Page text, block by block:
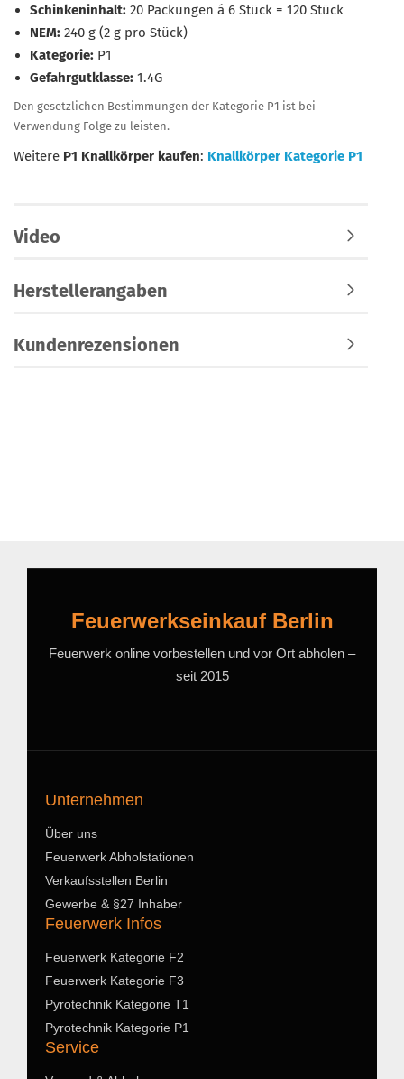
Schinkeninhalt: 20 Packungen á 6 Stück = 120 Stück
NEM: 240 g (2 g pro Stück)
Kategorie: P1
Gefahrgutklasse: 1.4G
Den gesetzlichen Bestimmungen der Kategorie P1 ist bei
Verwendung Folge zu leisten.
Weitere P1 Knallkörper kaufen: Knallkörper Kategorie P1
Video
Herstellerangaben
Kundenrezensionen
Feuerwerkseinkauf Berlin
Feuerwerk online vorbestellen und vor Ort abholen –
seit 2015
Unternehmen
Über uns
Feuerwerk Abholstationen
Verkaufsstellen Berlin
Gewerbe & §27 Inhaber
Feuerwerk Infos
Feuerwerk Kategorie F2
Feuerwerk Kategorie F3
Pyrotechnik Kategorie T1
Pyrotechnik Kategorie P1
Service